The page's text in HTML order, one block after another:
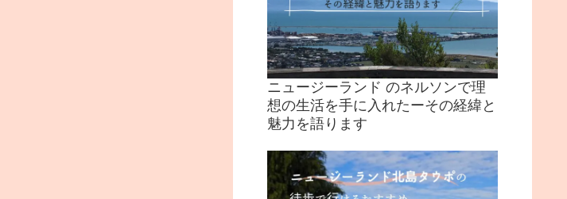
ニュージーランド のネルソンで理
想の生活を手に入れたーその経緯と
魅力を語ります